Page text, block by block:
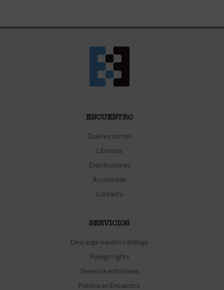
ENCUENTRO
Quiénes somos
Librerías
Distribuidores
Accionistas
Contacto
SERVICIOS
Descarga nuestro catálogo
Foreign rights
Servicios editoriales
Publica en Encuentro